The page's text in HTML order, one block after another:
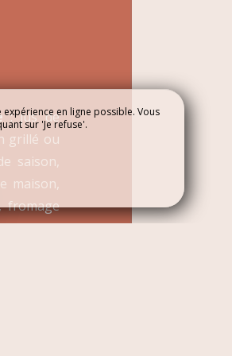
: jus de
grillé ou
saison,
maison,
fromage
en ligne possible. Vous
sur 'Je refuse'.